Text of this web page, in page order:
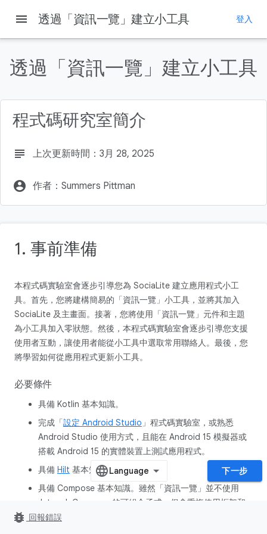
取得範例程式碼
什麼是小工具？
建立小工具
新增 Scaffold
menu 透過「資訊一覽」建立小工具 登入
透過「資訊一覽」建立小工具
程式碼研究室簡介
subject 上次更新時間：3月 28, 2025
account_circle 作者：Summers Pittman
1. 事前準備
本程式碼實驗室會逐步引導您為 SociaLite 建立應用程式小工
具。首先，您將建構簡易的「資訊一覽」小工具，並將其加入
SociaLite 及主畫面。接著，您將使用「資訊一覽」元件和主題
為小工具加入零狀態。然後，本程式碼實驗室會逐步引導您支援
使用者互動，讓使用者能從小工具中選取常用聯絡人。最後，您
將學習如何從應用程式更新小工具。
必要條件
具備 Kotlin 基本知識。
完成「設定 Android Studio 」程式碼實驗室，或熟悉
Android Studio 使用方式，且能在 Android 15 模擬器或
搭載 Android 15 的實體裝置上測試應用程式。
具備 Hilt 基本知識。
具備 Compose 基本知識。雖然「資訊一覽」並不使用
Jetpack Compose 的可組合函式，但會重複使用框架和
程式設計樣式。
下一步
bug_report 回報錯誤